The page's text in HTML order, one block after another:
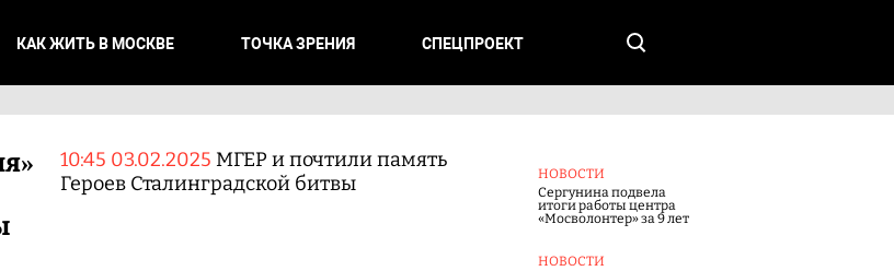
КАК ЖИТЬ В МОСКВЕ ТОЧКА ЗРЕНИЯ СПЕЦПРОЕКТ
10:45 03.02.2025 МГЕР и почтили память
Героев Сталинградской битвы
НОВОСТИ
Сергунина подвела
итоги работы центра
«Мосволонтер» за 9 лет
НОВОСТИ